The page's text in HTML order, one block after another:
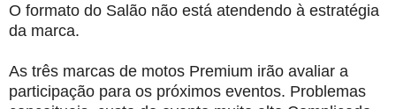
O formato do Salão não está atendendo à estratégia
da marca.
As três marcas de motos Premium irão avaliar a
participação para os próximos eventos. Problemas